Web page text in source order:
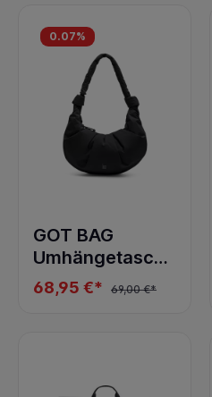
0.07%
GOT BAG
Umhängetasche
PLEAT MOON
BAG LARGE
68,95 €* 69,00 €*